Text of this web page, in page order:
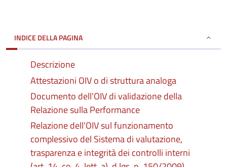
INDICE DELLA PAGINA
Descrizione
Attestazioni OIV o di struttura analoga
Documento dell'OIV di validazione della
Relazione sulla Performance
Relazione dell'OIV sul funzionamento
complessivo del Sistema di valutazione,
trasparenza e integrità dei controlli interni